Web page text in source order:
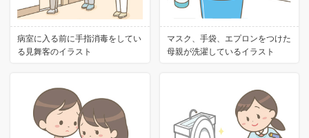
病室に入る前に手指消毒をしてい
る見舞客のイラスト
マスク、手袋、エプロンをつけた
母親が洗濯しているイラスト